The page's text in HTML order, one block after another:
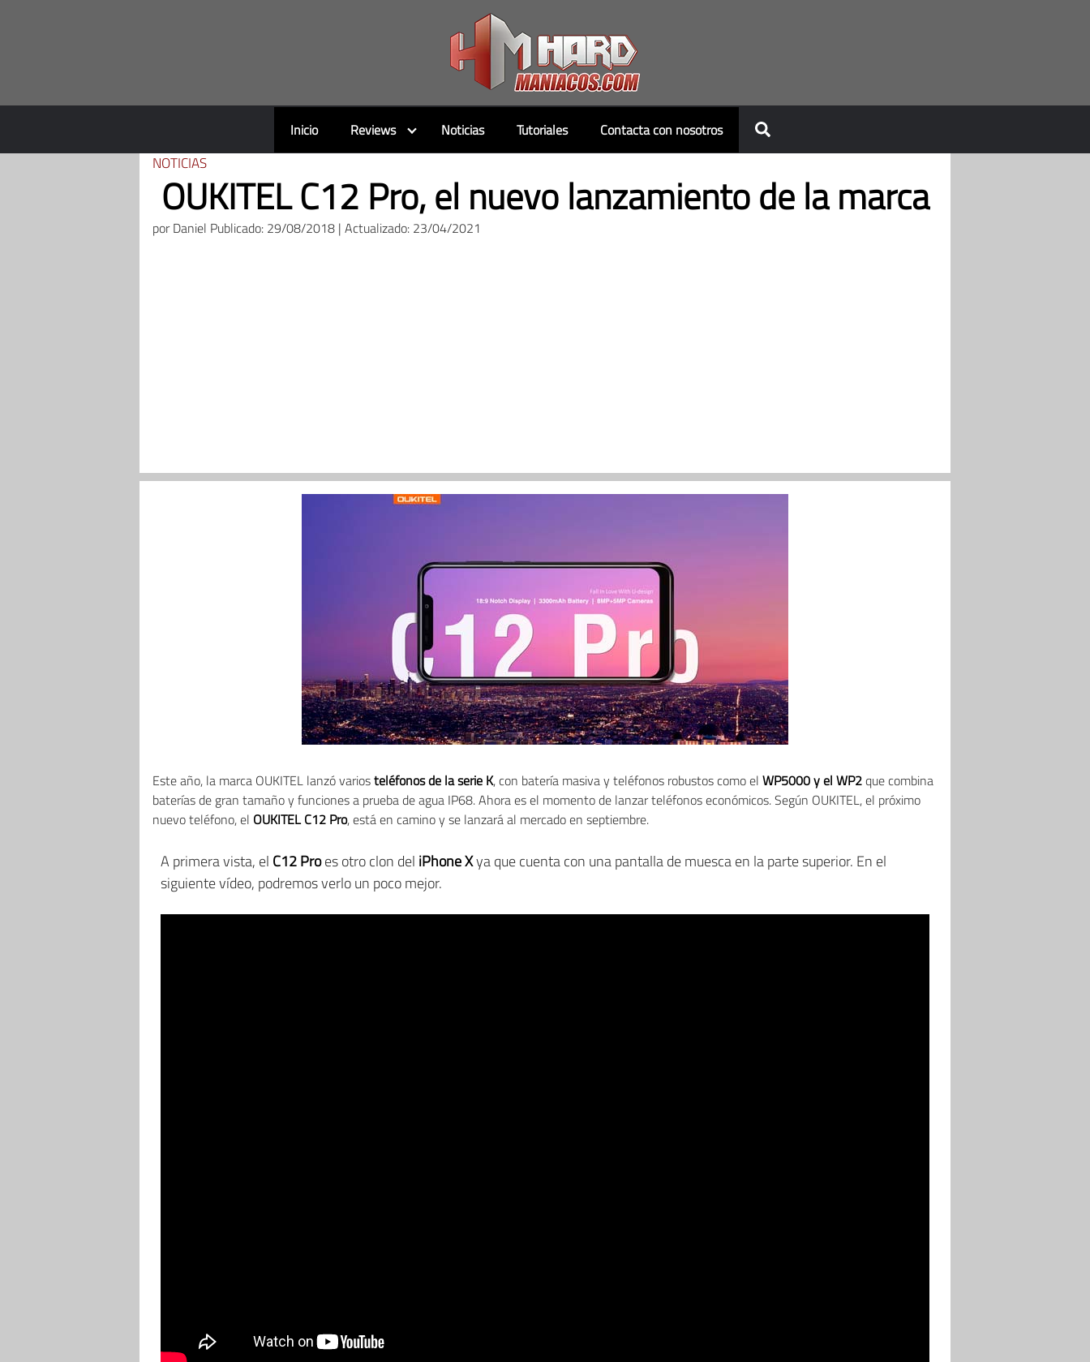
Inicio Reviews Noticias Tutoriales Contacta con nosotros
NOTICIAS
OUKITEL C12 Pro, el nuevo lanzamiento de la marca
porDaniel Publicado: 29/08/2018 | Actualizado: 23/04/2021
Este año, la marca OUKITEL lanzó variosteléfonos de la serie K, con batería masiva y teléfonos robustos como el WP5000 y el WP2que combina
baterías de gran tamaño y funciones a prueba de agua IP68. Ahora es el momento de lanzar teléfonos económicos. Según OUKITEL, el próximo
nuevo teléfono, el OUKITEL C12 Pro, está en camino y se lanzará al mercado en septiembre.
A primera vista, el C12 Proes otro clon del iPhone Xya que cuenta con una pantalla de muesca en la parte superior. En el
siguiente vídeo, podremos verlo un poco mejor.